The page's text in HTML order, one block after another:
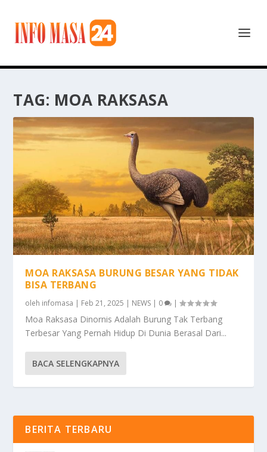
TAG: MOA RAKSASA
MOA RAKSASA BURUNG BESAR YANG TIDAK
BISA TERBANG
oleh infomasa | Feb 21, 2025 | NEWS | 0 |
Moa Raksasa Dinornis Adalah Burung Tak Terbang
Terbesar Yang Pernah Hidup Di Dunia Berasal Dari...
BACA SELENGKAPNYA
BERITA TERBARU